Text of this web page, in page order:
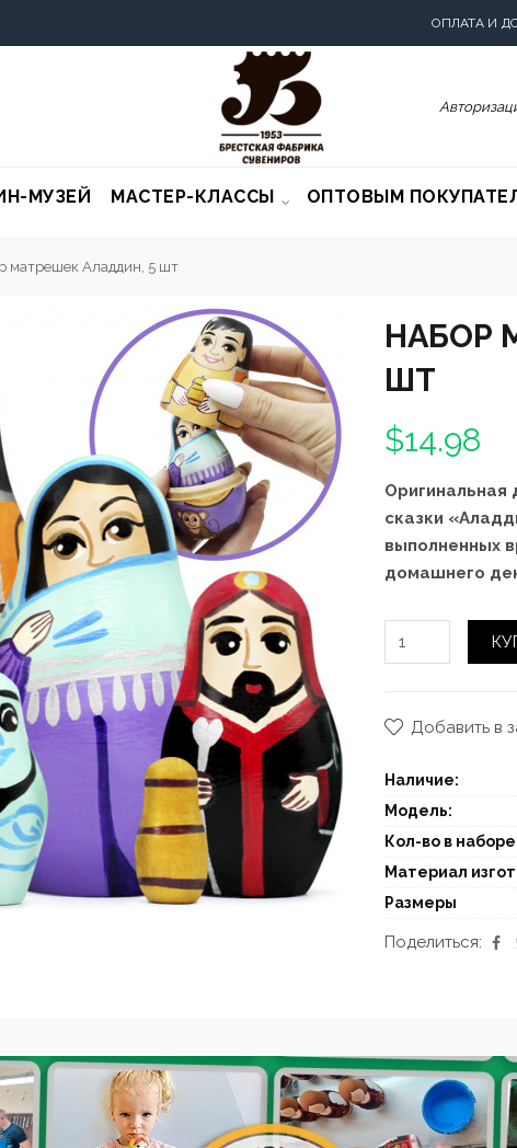
ОПЛАТА И
МУЗЕЙ МАСТЕР-КЛАССЫ ОПТОВЫМ
матрешек Аладдин, 5 шт
НАБОР
ШТ
$14.98
сказки
выполненных
домашнего
Добавить в
Наличие:
Модель:
Кол-во в
Материал
Размеры
Поделиться: